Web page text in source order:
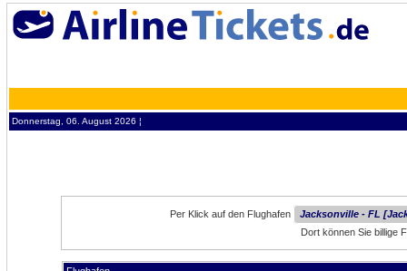
Donnerstag, 06. August 2026 ¦
Per Klick auf den Flughafen
Jacksonville - FL
Dort können Sie billige